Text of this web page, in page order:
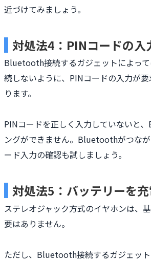
近づけてみましょう。
対処法4：PINコードの入
Bluetooth接続するガジェットによっ
続しないように、PINコードの入力が
ります。
PINコードを正しく入力していないと
ングができません。Bluetoothがつな
ード入力の確認も試しましょう。
対処法5：バッテリーを
ステレオジャック方式のイヤホンは、
要はありません。
ただし、Bluetooth接続するガジェッ